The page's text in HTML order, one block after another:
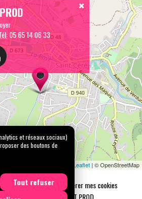
05 65 14 06 33
Leaflet | © OpenStreetMap
Confidentialité
Gérer mes cookies
© 2026 |
CARREMENT PROD
et réseaux sociaux)
des boutons de
Tout refuser